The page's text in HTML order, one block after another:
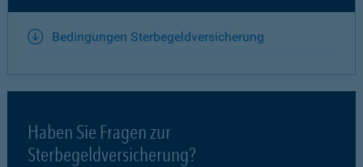
Bedingungen Sterbegeldversicherung
Haben Sie Fragen zur
Sterbegeldversicherung?